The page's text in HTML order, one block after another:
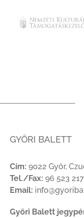
GYŐRI BALETT
Cím: 9022 Győr,
Tel./Fax: 96 523 217
Email:
Győri Balett